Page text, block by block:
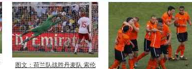
图文：荷兰队战胜丹麦队 索伦